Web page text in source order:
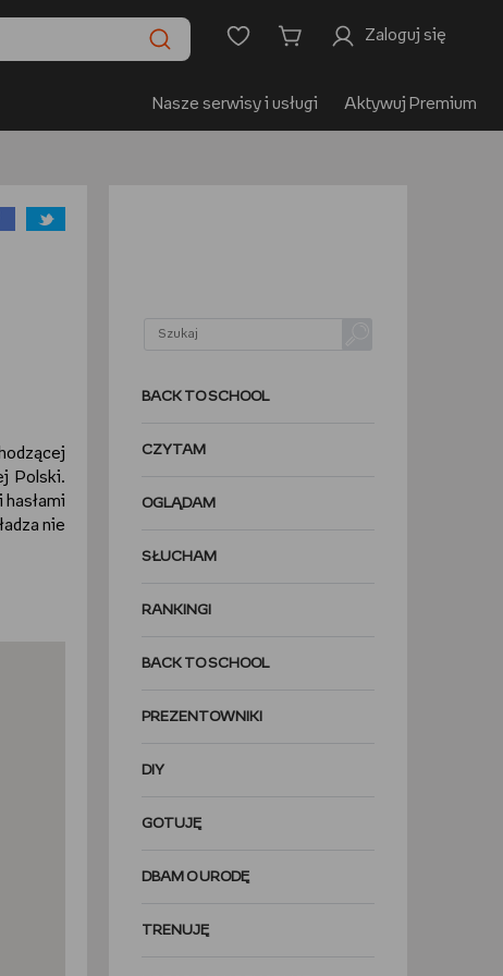
Zaloguj się
Nasze serwisy i usługi Aktywuj Premium
Polski.
nie
BACK TO SCHOOL
CZYTAM
OGLĄDAM
SŁUCHAM
RANKINGI
BACK TO SCHOOL
PREZENTOWNIKI
DIY
GOTUJĘ
DBAM O URODĘ
TRENUJĘ